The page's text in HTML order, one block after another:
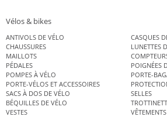
Vélos & bikes
ANTIVOLS DE VÉLO
CASQUES
CHAUSSURES
LUNETTES
MAILLOTS
PÉDALES
POIGNÉES
POMPES À VÉLO
PORTE-
PORTE-VÉLOS ET ACCESSOIRES
SACS À DOS DE VÉLO
SELLES
BÉQUILLES DE VÉLO
VESTES
VÊTEMENTS